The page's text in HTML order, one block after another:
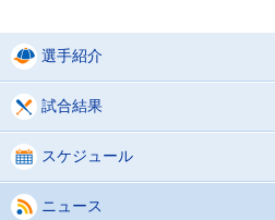
選手紹介
試合結果
スケジュール
ニュース